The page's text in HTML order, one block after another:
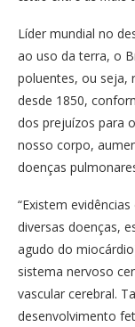
Líder mundial no
ao uso da terra, o
poluentes, ou seja,
desde 1850,
dos prejuízos para
nosso corpo,
doenças
“Existem
diversas doenças,
agudo do
sistema nervoso
vascular cerebral.
desenvolvimento